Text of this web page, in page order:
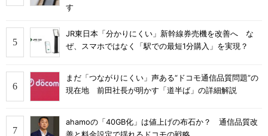
す
JR東日本「分かりにくい」新幹線券売機を改善へ な
ぜ、スマホではなく「駅での最短1分購入」を実現？
まだ「つながりにくい」声ある“ドコモ通信品質問題”の
現在地 前田社長が明かす「道半ば」の詳細解説
ahamoの「40GB化」は値上げの布石か？ 通信品質改